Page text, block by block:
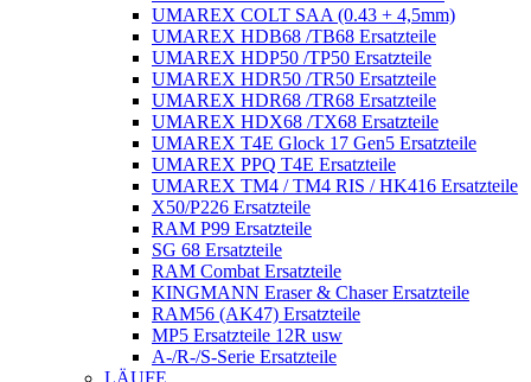
UMAREX COLT SAA (0.43 + 4,5mm)
UMAREX HDB68 /TB68 Ersatzteile
UMAREX HDP50 /TP50 Ersatzteile
UMAREX HDR50 /TR50 Ersatzteile
UMAREX HDR68 /TR68 Ersatzteile
UMAREX HDX68 /TX68 Ersatzteile
UMAREX T4E Glock 17 Gen5 Ersatzteile
UMAREX PPQ T4E Ersatzteile
UMAREX TM4 / TM4 RIS / HK416 Ersatzteile
X50/P226 Ersatzteile
RAM P99 Ersatzteile
SG 68 Ersatzteile
RAM Combat Ersatzteile
KINGMANN Eraser & Chaser Ersatzteile
RAM56 (AK47) Ersatzteile
MP5 Ersatzteile 12R usw
A-/R-/S-Serie Ersatzteile
LÄUFE